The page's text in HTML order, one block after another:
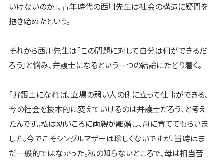
いけないのか」、青年時代の西川先生は社会の構造に疑問を
抱き始めたという。
それから西川先生は「この問題に対して自分は何ができるだ
ろう」と悩み、弁護士になるという一つの結論にたどり着く。
「弁護士になれば、立場の弱い人の側に立って仕事ができる、
今の社会を抜本的に変えていけるのは弁護士だろう、と考え
たんです。私は幼いころに両親が離婚し、母に育ててもらいま
した。今でこそシングルマザーは珍しくないですが、当時はま
だ一般的ではなかった。私の知らないところで、母は相当苦